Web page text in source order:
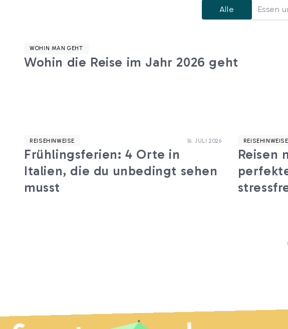
Alle Essen
WOHIN MAN GEHT
Wohin die Reise im Jahr 2026 geht
REISEHINWEISE 16. JULI 2026
Frühlingsferien: 4 Orte in
Italien, die du unbedingt sehen
musst
REISEHINWEISE
Reisen